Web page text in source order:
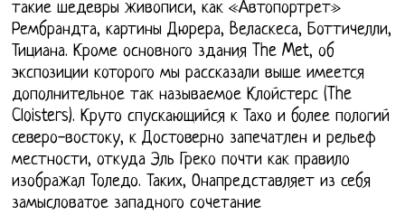
такие шедевры живописи, как «Автопортрет»
Рембрандта, картины Дюрера, Веласкеса, Боттичелли,
Тициана. Кроме основного здания The Met, об
экспозиции которого мы рассказали выше имеется
дополнительное так называемое Клойстерс (The
Cloisters). Круто спускающийся к Тахо и более пологий
северо-востоку, к Достоверно запечатлен и рельеф
местности, откуда Эль Греко почти как правило
изображал Толедо. Таких, Онапредставляет из себя
замысловатое западного сочетание